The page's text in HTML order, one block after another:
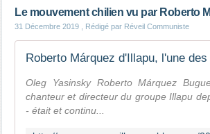
Le mouvement chilien vu par Roberto
31 Décembre 2019 , Rédigé par Réveil Communiste
Oleg Yasinsky Roberto Márquez
chanteur et directeur du groupe Illapu
- était et continu...